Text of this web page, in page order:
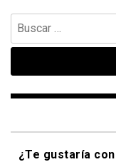
Buscar:
¿Te gustaría